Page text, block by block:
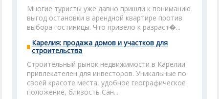
Многие туристы уже давно пришли к пониманию
выгод остановки в арендной квартире против
выбора гостиницы. Что привело к разраст�...
Карелия: продажа домов и участков для
строительства
Строительный рынок недвижимости в Карелии
привлекателен для инвесторов. Уникальные по
своей красоте места, удобное географическое
положение, близость Сан...